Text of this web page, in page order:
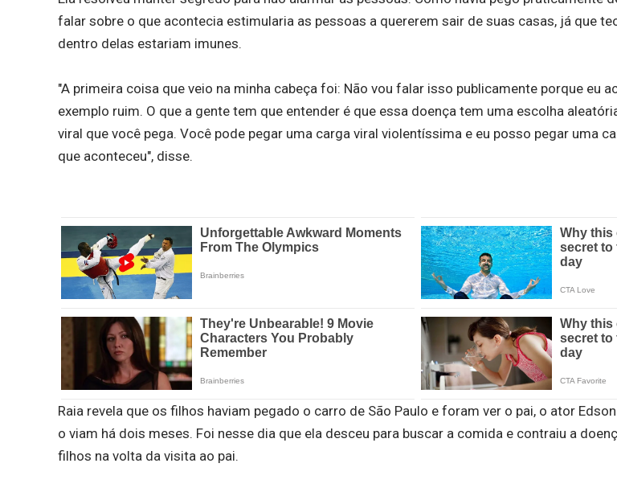
falar sobre o que acontecia estimularia as pessoas a quererem sair de suas casas, já que
dentro delas estariam imunes.
"A primeira coisa que veio na minha cabeça foi: Não vou falar isso publicamente porque eu
exemplo ruim. O que a gente tem que entender é que essa doença tem uma escolha
viral que você pega. Você pode pegar uma carga viral violentíssima e eu posso pegar uma
que aconteceu", disse.
Raia revela que os filhos haviam pegado o carro de São Paulo e foram ver o pai, o ator
o viam há dois meses. Foi nesse dia que ela desceu para buscar a comida e contraiu a
filhos na volta da visita ao pai.